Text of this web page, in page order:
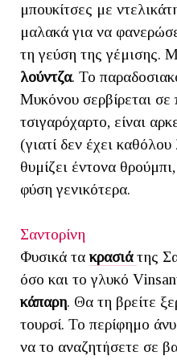
μπουκίτσες με
μαλακά για να
τη γεύση της γέμισης.
λούντζα. Το
Μυκόνου σερβίρεται
τσιγαρόχαρτο, είναι
(γιατί δεν έχει
θυμίζει έντονα
φύση γενικότερα.
Σαντορίνη
Φυσικά τακρασιάτης
όσο και το γλυκό
κάπαρη. Θα τη βρείτε
τουρσί. Το περίφημο
να το αναζητήσετε σε